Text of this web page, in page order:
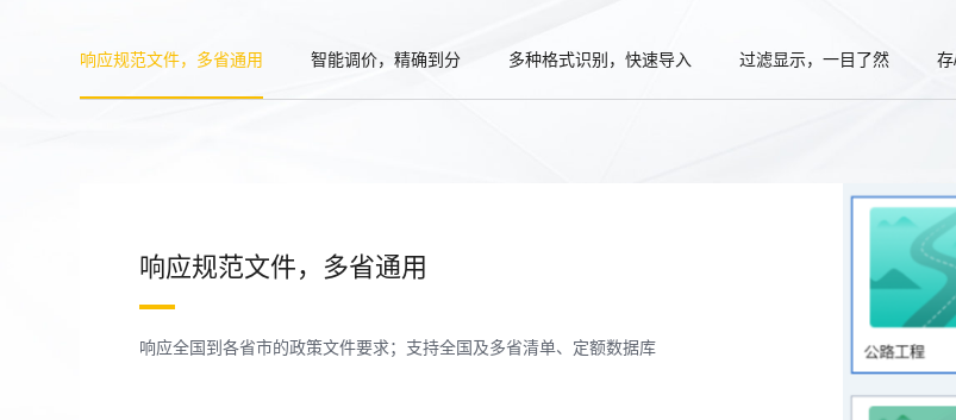
响应规范文件，多省通用 智能调价，精确到分 多种格式识别，快速导入 过滤显示，一目了然
响应规范文件，多省通用
响应全国到各省市的政策文件要求；支持全国及多省清单、定额数据库